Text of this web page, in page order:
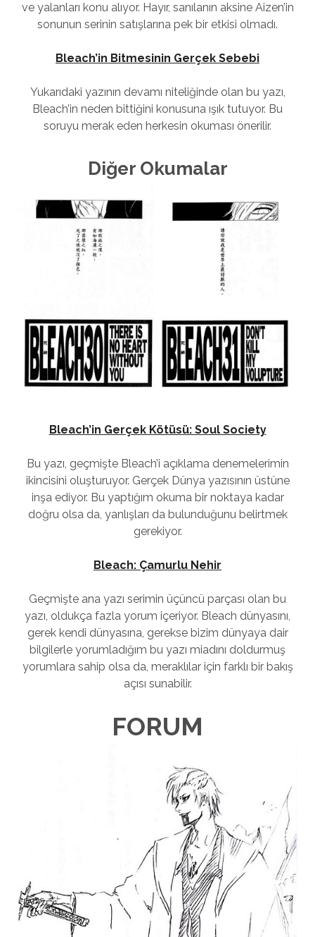
ve yalanları konu alıyor. Hayır, sanılanın aksine Aizen’in
sonunun serinin satışlarına pek bir etkisi olmadı.
Bleach’in Bitmesinin Gerçek Sebebi
Yukarıdaki yazının devamı niteliğinde olan bu yazı,
Bleach’in neden bittiğini konusuna ışık tutuyor. Bu
soruyu merak eden herkesin okuması önerilir.
Diğer Okumalar
Bleach’in Gerçek Kötüsü: Soul Society
Bu yazı, geçmişte Bleach’i açıklama denemelerimin
ikincisini oluşturuyor. Gerçek Dünya yazısının üstüne
inşa ediyor. Bu yaptığım okuma bir noktaya kadar
doğru olsa da, yanlışları da bulunduğunu belirtmek
gerekiyor.
Bleach: Çamurlu Nehir
Geçmişte ana yazı serimin üçüncü parçası olan bu
yazı, oldukça fazla yorum içeriyor. Bleach dünyasını,
gerek kendi dünyasına, gerekse bizim dünyaya dair
bilgilerle yorumladığım bu yazı miadını doldurmuş
yorumlara sahip olsa da, meraklılar için farklı bir bakış
açısı sunabilir.
FORUM